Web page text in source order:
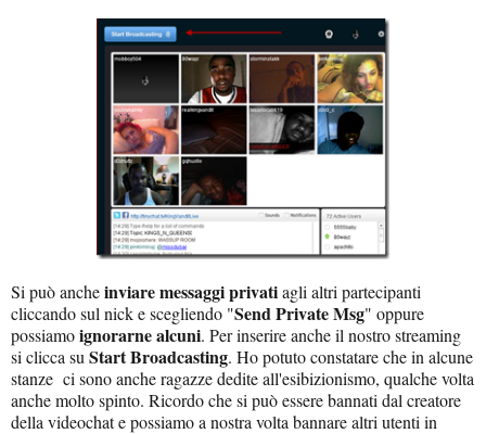
Si può ancheinviare messaggi privatiagli altri partecipanti
cliccando sul nick e scegliendo "Send Private Msg" oppure
possiamoignorarne alcuni. Per inserire anche il nostro streaming
si clicca su Start Broadcasting. Ho potuto constatare che in alcune
stanze ci sono anche ragazze dedite all'esibizionismo, qualche volta
anche molto spinto. Ricordo che si può essere bannati dal creatore
della videochat e possiamo a nostra volta bannare altri utenti in